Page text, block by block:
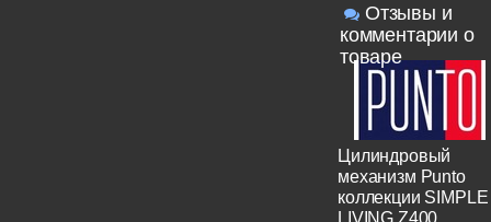
Отзывы и
комментарии о
товаре
Цилиндровый
механизм Punto
коллекции SIMPLE
LIVING Z400